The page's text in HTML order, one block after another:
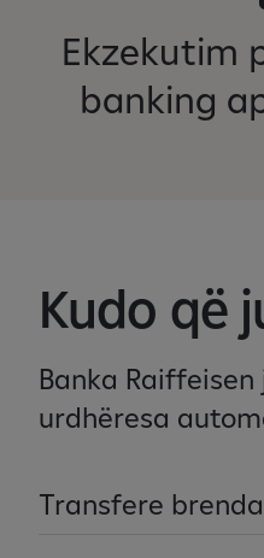
Ekzekutim
banking
Kudo që
Banka
urdhëresa
Transfere